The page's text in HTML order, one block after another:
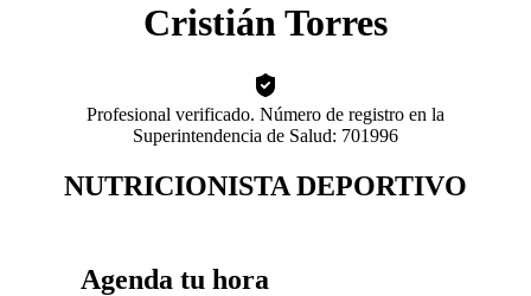
Cristián Torres
Profesional verificado. Número de registro en la
Superintendencia de Salud: 701996
NUTRICIONISTA DEPORTIVO
Agenda tu hora